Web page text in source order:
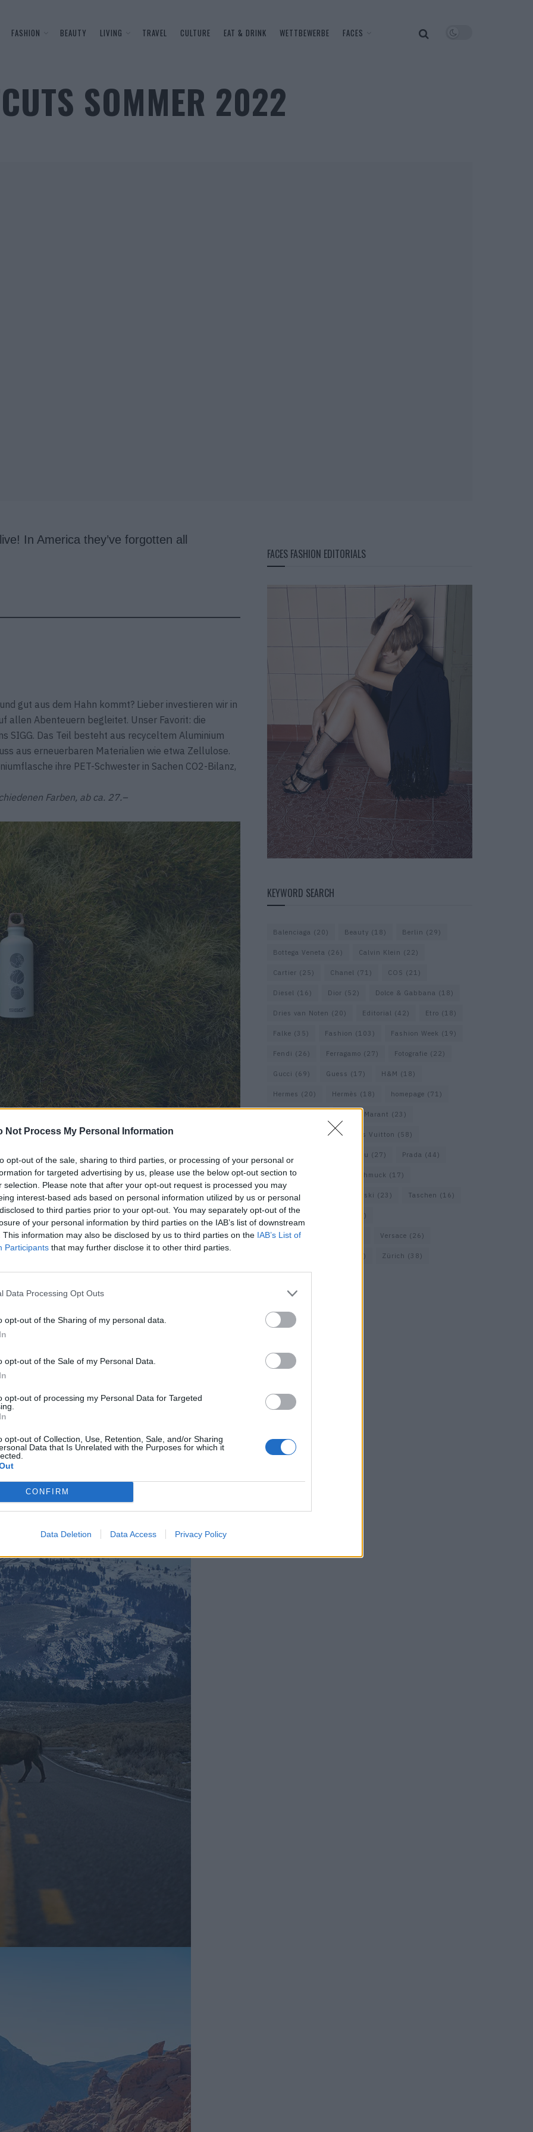
Not Process My Personal Information
opt-out of the sale, sharing to third parties, or processing of your personal or
for targeted advertising by us, please use the below opt-out section to
selection. Please note that after your opt-out request is processed you may
interest-based ads based on personal information utilized by us or personal
to third parties prior to your opt-out. You may separately opt-out of the
of your personal information by third parties on the IAB’s list of downstream
This information may also be disclosed by us to third parties on the IAB’s List of
Participants that may further disclose it to other third parties.
Data Processing Opt Outs
opt-out of the Sharing of my personal data.
opt-out of the Sale of my Personal Data.
opt-out of processing my Personal Data for Targeted
opt-out of Collection, Use, Retention, Sale, and/or Sharing
Data that Is Unrelated with the Purposes for which it
CONFIRM
Data Deletion Data Access Privacy Policy
FASHION BEAUTY LIVING TRAVEL CULTURE EAT & DRINK WETTBEWERBE FACES
SOMMER 2022
In America they’ve forgotten all
gut aus dem Hahn kommt? Lieber investieren wir in
allen Abenteuern begleitet. Unser Favorit: die
SIGG. Das Teil besteht aus recyceltem Aluminium
aus erneuerbaren Materialien wie etwa Zellulose.
ihre PET-­Schwester in Sachen CO2-Bilanz,
Farben, ab ca. 27.–
Dann ist „The Great American Road Trip“ eine
frisch gedruckte Werk doch in die Weiten der USA
schließlich mehr zu bieten als Los Angeles und New
aus dem Cowboy-­Film und Canyons, die nach einem
US-Land gilt es zu erkunden, wobei uns
Fremdenführer.
FACES FASHION EDITORIALS
KEYWORD SEARCH
Balenciaga (20) Beauty (18) Berlin (29)
Bottega Veneta (26) Calvin Klein (22)
Cartier (25) Chanel (71) COS (21)
Diesel (16) Dior (52) Dolce & Gabbana (18)
Dries van Noten (20) Editorial (42) Etro (18)
Falke (35) Fashion (103) Fashion Week (19)
Fendi (26) Ferragamo (27) Fotografie (22)
Gucci (69) Guess (17) H&M (18)
Hermes (20) Hermès (18) homepage (71)
Isabel Marant (23)
(20) Louis Vuitton (58)
Miu Miu (27) Prada (44)
Saint Laurent Schmuck (17)
Sportmax Swarovski (23) Taschen (16)
Travel(23) (33)
Vacheron Constantin Versace (26)
(18) Zürich (38)